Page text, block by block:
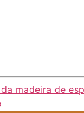
madeira de